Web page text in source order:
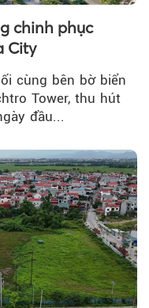
chinh phục
City
cùng bên bờ biển
Tower, thu hút
đầu...